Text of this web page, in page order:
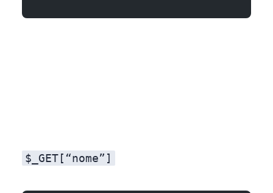
$_GET[“nome”]